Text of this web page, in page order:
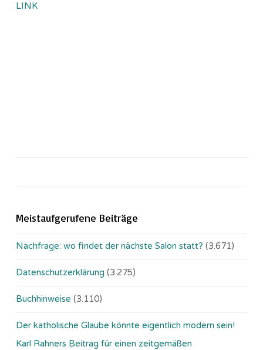
LINK
Meistaufgerufene Beiträge
Nachfrage: wo findet der nächste Salon statt? (3.671)
Datenschutzerklärung (3.275)
Buchhinweise (3.110)
Der katholische Glaube könnte eigentlich modern sein!
Karl Rahners Beitrag für einen zeitgemäßen